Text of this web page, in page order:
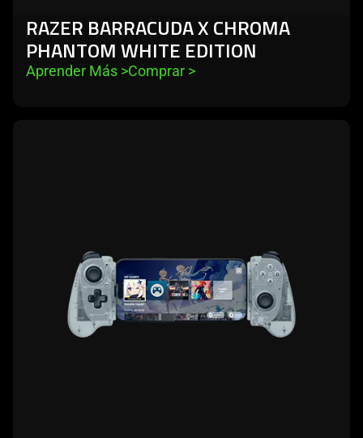
RAZER BARRACUDA X CHROMA
PHANTOM WHITE EDITION
Aprender Más >Comprar >